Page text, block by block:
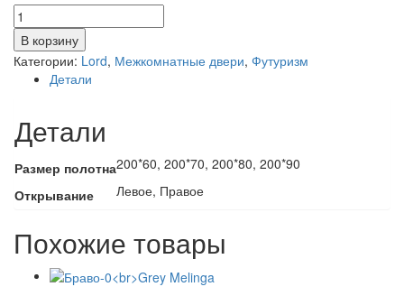
Количество
товара
Ф
3.1
В корзину
Категории: Lord, Межкомнатные двери, Футуризм
Детали
Детали
Размер полотна200*60, 200*70, 200*80, 200*90
Открывание
Левое, Правое
Похожие товары